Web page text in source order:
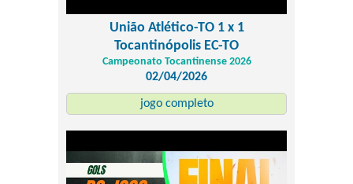
União Atlético-TO 1 x 1
Tocantinópolis EC-TO
Campeonato Tocantinense 2026
02/04/2026
jogo completo